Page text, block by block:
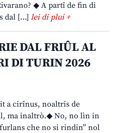
◆ A partî de fin di
dal […] lei di plui +
DAL FRIÛL AL
DI TURIN 2026
a cirînus, noaltris de
ma inaltrò.◆ No, no lìn in
che no si rindin” nol